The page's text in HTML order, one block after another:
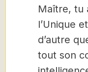
Maître, tu
l’Unique
d’autre
tout son